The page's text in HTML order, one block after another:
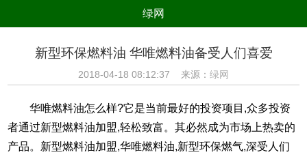
绿网
健康
时尚 家居 新技术 新能源
环境保护 节能减排 绿色产业 污染防治
新型环保燃料油 华唯燃料油备受人们喜爱
2018-04-18 08:12:37 来源： 绿网
华唯燃料油怎么样?它是当前最好的投资项目,众多投资
者通过新型燃料油加盟,轻松致富。其必然成为市场上热卖的
产品。新型燃料油加盟,华唯燃料油,新型环保燃气,深受人们